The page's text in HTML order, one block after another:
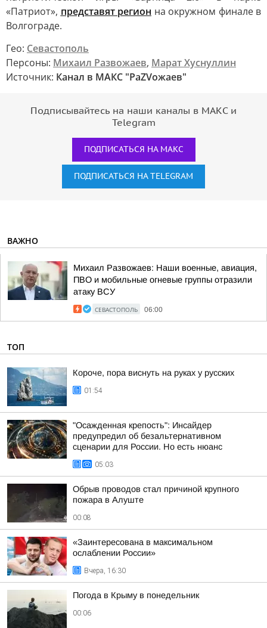
«Патриот», представят регион на окружном финале в
Волгограде.
Гео: Севастополь
Персоны: Михаил Развожаев, Марат Хуснуллин
Источник: Канал в МАКС "РаZVожаев"
Подписывайтесь на наши каналы в МАКС и
Telegram
ПОДПИСАТЬСЯ НА МАКС
ПОДПИСАТЬСЯ НА TELEGRAM
ВАЖНО
Михаил Развожаев: Наши военные, авиация,
ПВО и мобильные огневые группы отразили
атаку ВСУ
СЕВАСТОПОЛЬ 06:00
ТОП
Короче, пора виснуть на руках у русских
01:54
"Осажденная крепость": Инсайдер
предупредил об безальтернативном
сценарии для России. Но есть нюанс
05:03
Обрыв проводов стал причиной крупного
пожара в Алуште
00:08
«Заинтересована в максимальном
ослаблении России»
Вчера, 16:30
Погода в Крыму в понедельник
00:06